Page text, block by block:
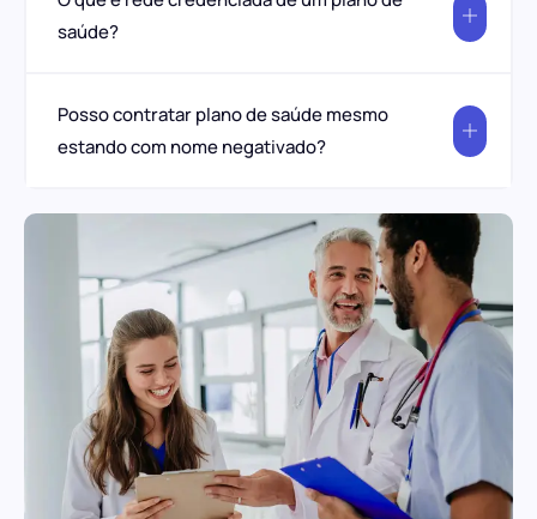
saúde?
Posso contratar plano de saúde mesmo
estando com nome negativado?